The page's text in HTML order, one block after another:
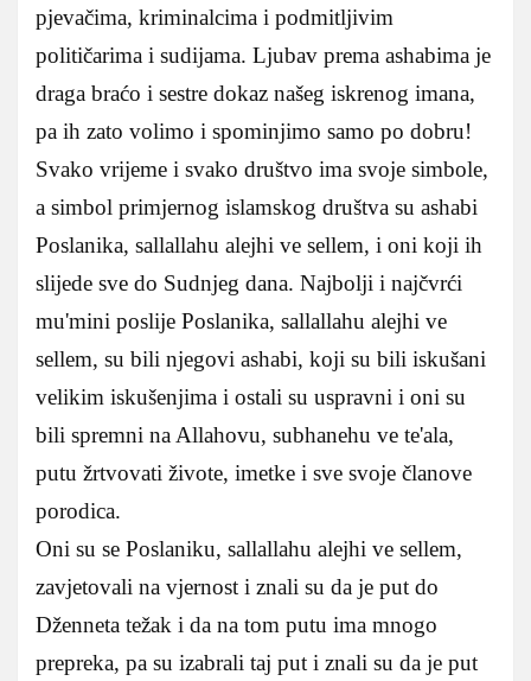
pjevačima, kriminalcima i podmitljivim
političarima i sudijama. Ljubav prema ashabima je
draga braćo i sestre dokaz našeg iskrenog imana,
pa ih zato volimo i spominjimo samo po dobru!
Svako vrijeme i svako društvo ima svoje simbole,
a simbol primjernog islamskog društva su ashabi
Poslanika, sallallahu alejhi ve sellem, i oni koji ih
slijede sve do Sudnjeg dana. Najbolji i najčvrći
mu'mini poslije Poslanika, sallallahu alejhi ve
sellem, su bili njegovi ashabi, koji su bili iskušani
velikim iskušenjima i ostali su uspravni i oni su
bili spremni na Allahovu, subhanehu ve te'ala,
putu žrtvovati živote, imetke i sve svoje članove
porodica.
Oni su se Poslaniku, sallallahu alejhi ve sellem,
zavjetovali na vjernost i znali su da je put do
Dženneta težak i da na tom putu ima mnogo
prepreka, pa su izabrali taj put i znali su da je put